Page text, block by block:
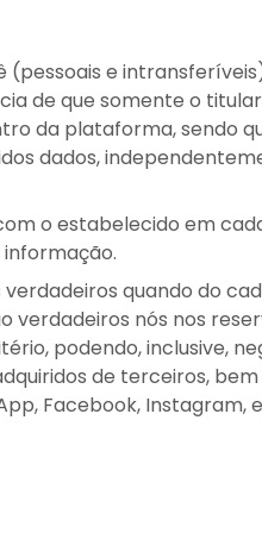
(pessoais e
de que somente o
da plataforma, sendo
dados,
o estabelecido em
quando do
verdadeiros nós nos
podendo, inclusive,
de terceiros,
Facebook, Instagram,